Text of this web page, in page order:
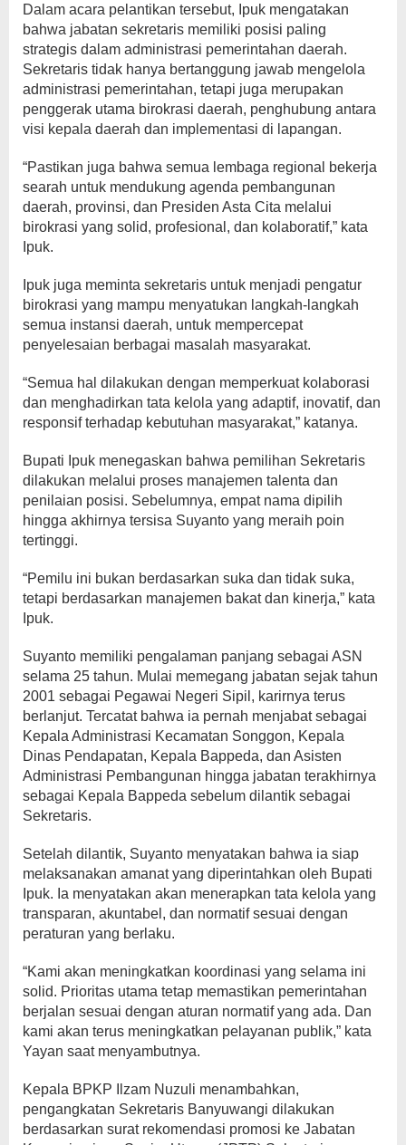
Dalam acara pelantikan tersebut, Ipuk mengatakan
bahwa jabatan sekretaris memiliki posisi paling
strategis dalam administrasi pemerintahan daerah.
Sekretaris tidak hanya bertanggung jawab mengelola
administrasi pemerintahan, tetapi juga merupakan
penggerak utama birokrasi daerah, penghubung antara
visi kepala daerah dan implementasi di lapangan.
“Pastikan juga bahwa semua lembaga regional bekerja
searah untuk mendukung agenda pembangunan
daerah, provinsi, dan Presiden Asta Cita melalui
birokrasi yang solid, profesional, dan kolaboratif,” kata
Ipuk.
Ipuk juga meminta sekretaris untuk menjadi pengatur
birokrasi yang mampu menyatukan langkah-langkah
semua instansi daerah, untuk mempercepat
penyelesaian berbagai masalah masyarakat.
“Semua hal dilakukan dengan memperkuat kolaborasi
dan menghadirkan tata kelola yang adaptif, inovatif, dan
responsif terhadap kebutuhan masyarakat,” katanya.
Bupati Ipuk menegaskan bahwa pemilihan Sekretaris
dilakukan melalui proses manajemen talenta dan
penilaian posisi. Sebelumnya, empat nama dipilih
hingga akhirnya tersisa Suyanto yang meraih poin
tertinggi.
“Pemilu ini bukan berdasarkan suka dan tidak suka,
tetapi berdasarkan manajemen bakat dan kinerja,” kata
Ipuk.
Suyanto memiliki pengalaman panjang sebagai ASN
selama 25 tahun. Mulai memegang jabatan sejak tahun
2001 sebagai Pegawai Negeri Sipil, karirnya terus
berlanjut. Tercatat bahwa ia pernah menjabat sebagai
Kepala Administrasi Kecamatan Songgon, Kepala
Dinas Pendapatan, Kepala Bappeda, dan Asisten
Administrasi Pembangunan hingga jabatan terakhirnya
sebagai Kepala Bappeda sebelum dilantik sebagai
Sekretaris.
Setelah dilantik, Suyanto menyatakan bahwa ia siap
melaksanakan amanat yang diperintahkan oleh Bupati
Ipuk. Ia menyatakan akan menerapkan tata kelola yang
transparan, akuntabel, dan normatif sesuai dengan
peraturan yang berlaku.
“Kami akan meningkatkan koordinasi yang selama ini
solid. Prioritas utama tetap memastikan pemerintahan
berjalan sesuai dengan aturan normatif yang ada. Dan
kami akan terus meningkatkan pelayanan publik,” kata
Yayan saat menyambutnya.
Kepala BPKP Ilzam Nuzuli menambahkan,
pengangkatan Sekretaris Banyuwangi dilakukan
berdasarkan surat rekomendasi promosi ke Jabatan